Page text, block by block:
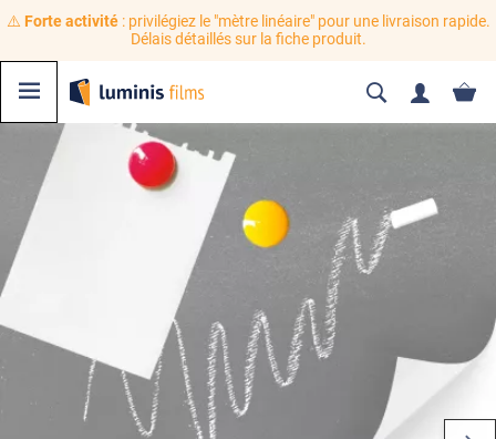
⚠️ Forte activité: privilégiez le "mètre linéaire" pour une livraison rapide.
Délais détaillés sur la fiche produit.